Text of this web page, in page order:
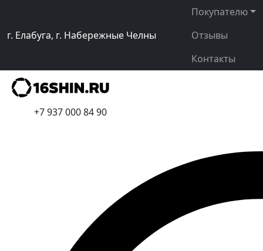
г. Елабуга, г. Набережные Челны
Покупателю
Отзывы
Контакты
+7 937 000 84 90